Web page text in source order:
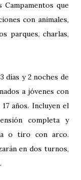
Campamentos que
con animales,
parques, charlas,
días y 2 noches de
a jóvenes con
años. Incluyen el
completa y
o tiro con arco.
en dos turnos,